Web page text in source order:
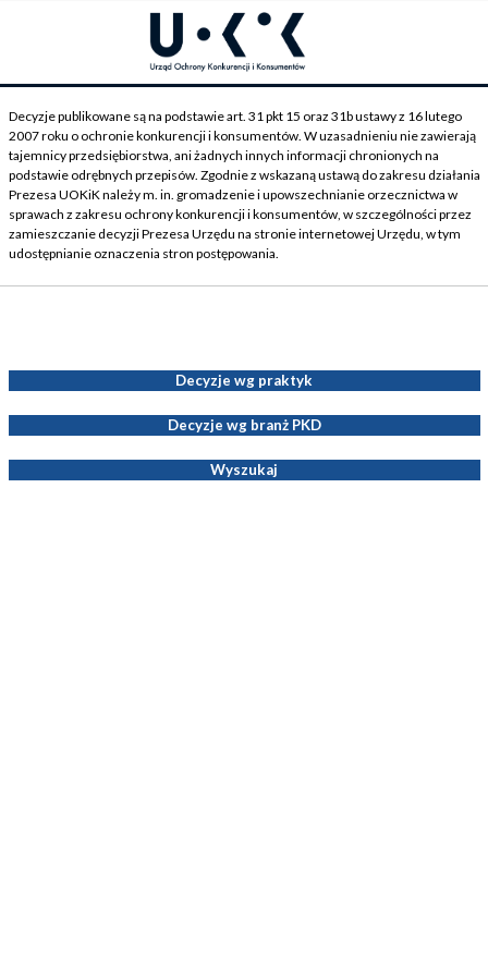
Decyzje publikowane są na podstawie art. 31 pkt 15 oraz 31b ustawy z 16 lutego
2007 roku o ochronie konkurencji i konsumentów. W uzasadnieniu nie zawierają
tajemnicy przedsiębiorstwa, ani żadnych innych informacji chronionych na
podstawie odrębnych przepisów. Zgodnie z wskazaną ustawą do zakresu działania
Prezesa UOKiK należy m. in. gromadzenie i upowszechnianie orzecznictwa w
sprawach z zakresu ochrony konkurencji i konsumentów, w szczególności przez
zamieszczanie decyzji Prezesa Urzędu na stronie internetowej Urzędu, w tym
udostępnianie oznaczenia stron postępowania.
Decyzje wg praktyk
Decyzje wg branż PKD
Wyszukaj